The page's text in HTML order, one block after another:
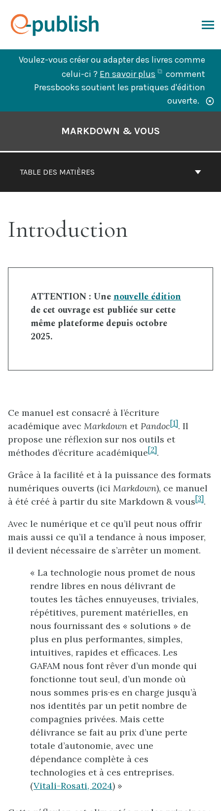
contenu
Voulez-vous créer ou adapter des livres comme
celui-ci ? En savoir plus
(ouvre
dans
un
nouvel
comment
Pressbooks soutient les pratiques d'édition
ouverte.
TABLE DES MATIÈRES
MARKDOWN & VOUS
Introduction
ATTENTION : Unenouvelle édition
de cet ouvrage est publiée sur cette
même plateforme depuis octobre
2025.
Ce manuel est consacré à l’écriture
académique avec Markdown etPandoc[1]. Il
propose une réflexion sur nos outils et
méthodes d’écriture académique[2].
Grâce à la facilité et à la puissance des formats
numériques ouverts (ici Markdown), ce manuel
à été créé à partir du site Markdown & vous[3].
Avec le numérique et ce qu’il peut nous offrir
mais aussi ce qu’il a tendance à nous imposer,
il devient nécessaire de s’arrêter un moment.
« La technologie nous promet de nous
rendre libres en nous délivrant de
toutes les tâches ennuyeuses, triviales,
répétitives, purement matérielles, en
nous fournissant des « solutions » de
plus en plus performantes, simples,
intuitives, rapides et efficaces. Les
GAFAM nous font rêver d’un monde qui
fonctionne tout seul, d’un monde où
nous sommes pris·es en charge jusqu’à
nos identités par un petit nombre de
compagnies privées. Mais cette
délivrance se fait au prix d’une perte
totale d’autonomie, avec une
dépendance complète à ces
technologies et à ces entreprises.
(Vitali-Rosati, 2024) »